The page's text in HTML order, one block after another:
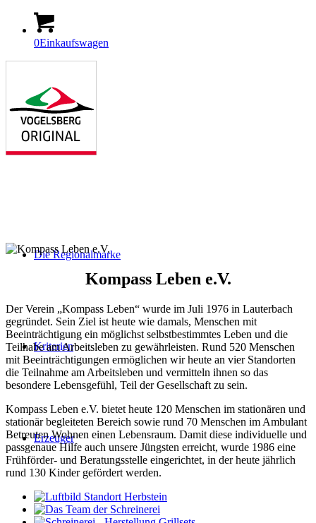
0Einkaufswagen
Die Regionalmarke
Kriterien
Erzeuger
Kompass Leben e.V.
Der Verein „Kompass Leben“ wurde im Juli 1976 in Lauterbach
gegründet. Sein Ziel ist heute wie damals, Menschen mit
Beeinträchtigung ein möglichst selbstbestimmtes Leben und die
Teilhabe am Arbeitsleben zu gewährleisten. Rund 520 Menschen
mit Beeinträchtigungen ermöglichen wir heute an vier Standorten
die Teilnahme am Arbeitsleben und vermitteln ihnen so das
besondere Lebensgefühl, Teil der Gesellschaft zu sein.
Kompass Leben e.V. bietet heute 120 Menschen im stationären und
stationär begleiteten Bereich sowie rund 70 Menschen im Ambulant
Betreuten Wohnen einen Lebensraum. Damit diese individuelle und
passgenaue Hilfe auch unsere Jüngsten erreicht, wurde 1986 eine
Frühförder- und Beratungsstelle eingerichtet, in der heute jährlich
rund 130 Kinder gefördert werden.